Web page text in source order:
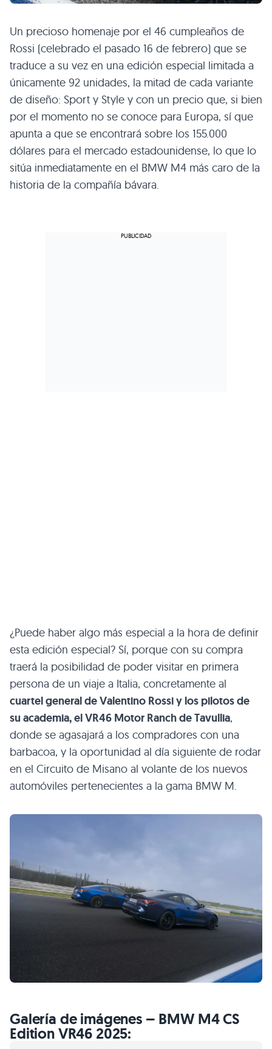
Un precioso homenaje por el 46 cumpleaños de
Rossi (celebrado el pasado 16 de febrero) que se
traduce a su vez en una edición especial limitada a
únicamente 92 unidades, la mitad de cada variante
de diseño: Sport y Style y con un precio que, si bien
por el momento no se conoce para Europa, sí que
apunta a que se encontrará sobre los 155.000
dólares para el mercado estadounidense, lo que lo
sitúa inmediatamente en el BMW M4 más caro de la
historia de la compañía bávara.
¿Puede haber algo más especial a la hora de definir
esta edición especial? Sí, porque con su compra
traerá la posibilidad de poder visitar en primera
persona de un viaje a Italia, concretamente al
cuartel general de Valentino Rossi y los pilotos de
su academia, el VR46 Motor Ranch de Tavullia,
donde se agasajará a los compradores con una
barbacoa, y la oportunidad al día siguiente de rodar
en el Circuito de Misano al volante de los nuevos
automóviles pertenecientes a la gama BMW M.
Galería de imágenes – BMW M4 CS
Edition VR46 2025: